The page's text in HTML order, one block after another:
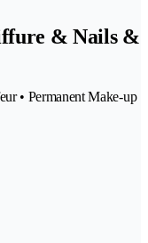
& Nails &
• Permanent Make-up